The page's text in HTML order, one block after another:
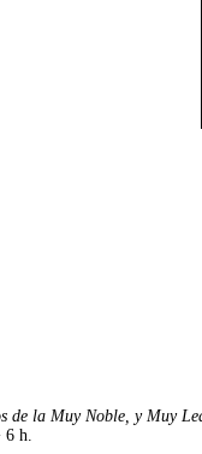
de la Muy Noble, y Muy
6 h.